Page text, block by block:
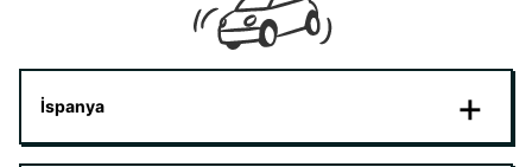
İspanya